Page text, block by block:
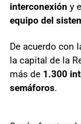
interconexión y
equipo del
De acuerdo con
la capital de la
más de 1.300
semáforos.